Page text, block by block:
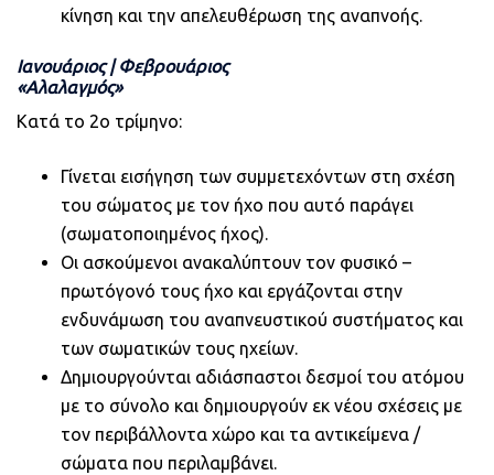
κίνηση και την απελευθέρωση της αναπνοής.
Ιανουάριος ǀ Φεβρουάριος
«Αλαλαγμός»
Κατά το 2ο τρίμηνο:
Γίνεται εισήγηση των συμμετεχόντων στη σχέση
του σώματος με τον ήχο που αυτό παράγει
(σωματοποιημένος ήχος).
Οι ασκούμενοι ανακαλύπτουν τον φυσικό –
πρωτόγονό τους ήχο και εργάζονται στην
ενδυνάμωση του αναπνευστικού συστήματος και
των σωματικών τους ηχείων.
Δημιουργούνται αδιάσπαστοι δεσμοί του ατόμου
με το σύνολο και δημιουργούν εκ νέου σχέσεις με
τον περιβάλλοντα χώρο και τα αντικείμενα /
σώματα που περιλαμβάνει.